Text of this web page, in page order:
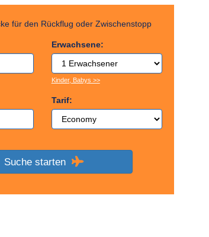
für den Rückflug oder Zwischenstopp
Erwachsene:
Kinder, Babys >>
Tarif: